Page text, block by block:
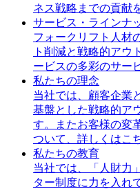
ネス戦略までの貢献
サービス・ラインナ
フォークリフト人材
ト削減と戦略的アウ
ービスの多彩のサー
私たちの理念
当社では、顧客企業
基盤とした戦略的ア
す。またお客様の変
ついて、詳しくはこ
私たちの教育
当社では、「人財力
ター制度に力を入れ